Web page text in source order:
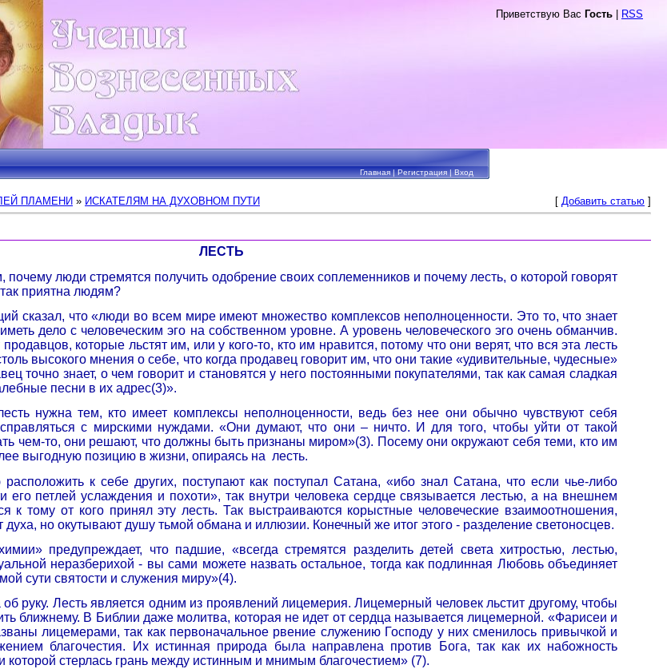
Приветствую Вас Гость RSS
Главная|Регистрация|Вход
ПЛАМЕНИ » ИСКАТЕЛЯМ НА ДУХОВНОМ ПУТИ [ Добавить статью ]
ЛЕСТЬ
люди стремятся получить одобрение своих соплеменников и почему лесть, о которой говорят
приятна людям?
сказал, что «люди во всем мире имеют множество комплексов неполноценности. Это то, что знает
дело с человеческим эго на собственном уровне. А уровень человеческого эго очень обманчив.
которые льстят им, или у кого-то, кто им нравится, потому что они верят, что вся эта лесть
высокого мнения о себе, что когда продавец говорит им, что они такие «удивительные, чудесные»
точно знает, о чем говорит и становятся у него постоянными покупателями, так как самая сладкая
песни в их адрес(3)».
нужна тем, кто имеет комплексы неполноценности, ведь без нее они обычно чувствуют себя
с мирскими нуждами. «Они думают, что они – ничто. И для того, чтобы уйти от такой
чем-то, они решают, что должны быть признаны миром»(3). Посему они окружают себя теми, кто им
выгодную позицию в жизни, опираясь на лесть.
к себе других, поступают как поступал Сатана, «ибо знал Сатана, что если чье-либо
его петлей услаждения и похоти», так внутри человека сердце связывается лестью, а на внешнем
к тому от кого принял эту лесть. Так выстраиваются корыстные человеческие взаимоотношения,
духа, но окутывают душу тьмой обмана и иллюзии. Конечный же итог этого - разделение светоносцев.
предупреждает, что падшие, «всегда стремятся разделить детей света хитростью, лестью,
неразберихой - вы сами можете назвать остальное, тогда как подлинная Любовь объединяет
сути святости и служения миру»(4).
руку. Лесть является одним из проявлений лицемерия. Лицемерный человек льстит другому, чтобы
ближнему. В Библии даже молитва, которая не идет от сердца называется лицемерной. «Фарисеи и
лицемерами, так как первоначальное рвение служению Господу у них сменилось привычкой и
благочестия. Их истинная природа была направлена против Бога, так как их набожность
которой стерлась грань между истинным и мнимым благочестием» (7).